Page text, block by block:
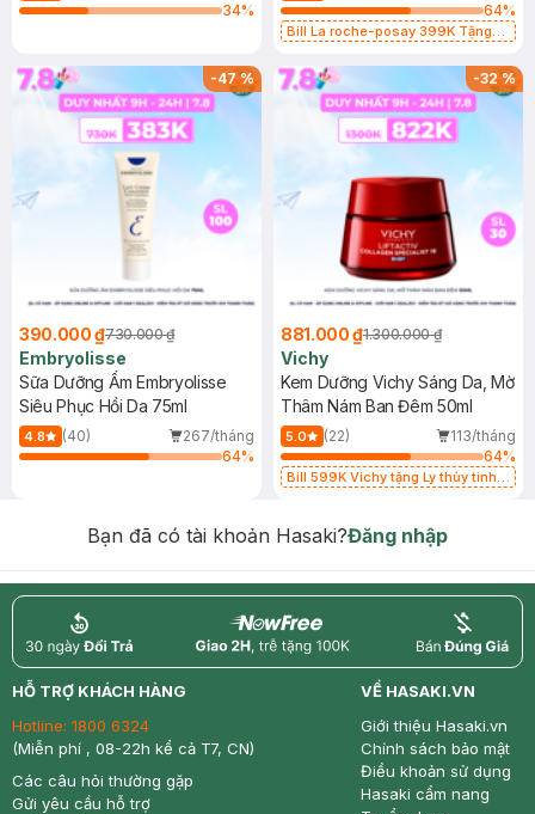
34%
64%
Bill La roche-posay 399K Tặng
(SL có hạn)
-47%
390.000 ₫730.000 ₫
Embryolisse
Sữa Dưỡng Ẩm Embryolisse
Siêu Phục Hồi Da 75ml
4.8 (40)
267/tháng
64%
-32%
881.000 ₫1.300.000 ₫
Vichy
Kem Dưỡng Vichy Sáng Da, Mờ
Thâm Nám Ban Đêm 50ml
5.0 (22)
113/tháng
64%
Bill 599K Vichy tặng Ly thủy tinh
Bạn đã có tài khoản Hasaki?Đăng nhập
return nowfree price
HỖ TRỢ KHÁCH HÀNG
Hotline: 1800 6324
(Miễn phí , 08-22h kể cả T7, CN)
Các câu hỏi thường gặp
Gửi yêu cầu hỗ trợ
VỀ HASAKI.VN
Giới thiệu Hasaki.vn
Chính sách bảo mật
Điều khoản sử dụng
Hasaki cẩm nang